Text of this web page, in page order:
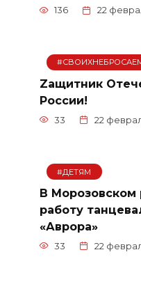
136 22
Zащитник
России!
33 22
#ДЕТЯМ
В Морозовском
работу
«Аврора»
33 22